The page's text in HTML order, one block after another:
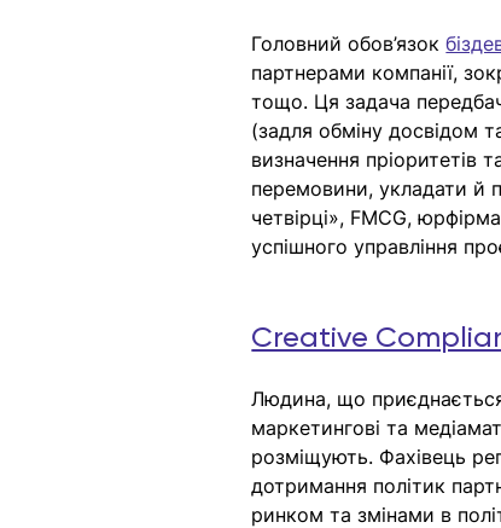
Головний обов’язок
партнерами компанії,
тощо. Ця задача
(задля обміну досвідом
визначення пріоритетів
перемовини, укладати й
четвірці», FMCG,
успішного управління
Creative
Людина, що
маркетингові та
розміщують. Фахівець
дотримання політик
ринком та змінами в